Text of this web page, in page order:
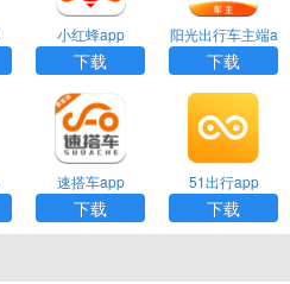
小红蜂app
下载
阳光出行车主端a
pp
下载
速搭车app
下载
51出行app
下载